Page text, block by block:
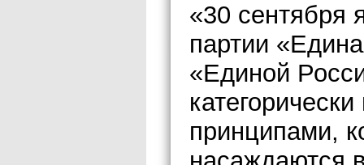
«30 сентября
партии
«Единой
принципами,